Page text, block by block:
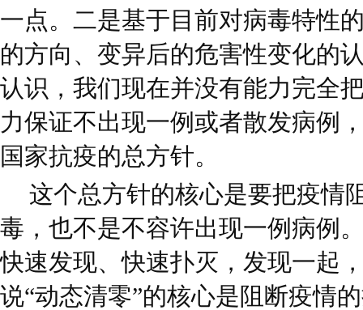
一点。二是基于目前对病毒特性
的方向、变异后的危害性变化的
认识，我们现在并没有能力完全
力保证不出现一例或者散发病例
国家抗疫的总方针。
这个总方针的核心是要把疫情
毒，也不是不容许出现一例病例
快速发现、快速扑灭，发现一起
说“动态清零”的核心是阻断疫情